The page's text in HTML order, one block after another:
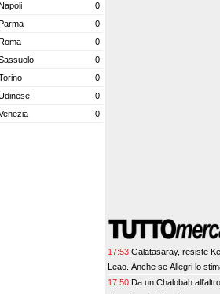
Napoli
0
Parma
0
Roma
0
0
0
0
0
17:53 Galatasaray, resiste
Leao. Anche se Allegri lo
17:50 Da un Chalobah